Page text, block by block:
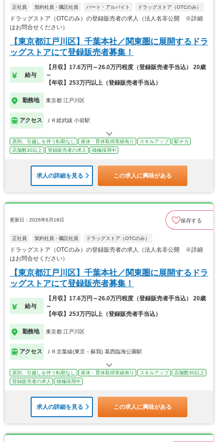
正社員 契約社員・嘱託社員 パート・アルバイト ドラッグストア（OTCのみ）
ドラッグストア（OTCのみ）の登録販売者の求人（法人名非公開 ※詳細
はお問合せください）
【東京都江戸川区】千葉本社／関東圏に展開するドラ
ッグストアにて登録販売者募集！
給与
【月収】17.6万円～26.0万円程度（登録販売者手当込） 20歳
～
【年収】253万円以上（登録販売者手当込）
勤務地 東京都 江戸川区
アクセス ＪＲ総武線 小岩駅
原則、引越しを伴う転勤なし 産休・育休取得実績有り スキルアップ
駅チカ
店舗数30以上
登録販売者の求人 積極採用中
求人の詳細を見る この求人に興味がある
更新日：2026年6月18日 保存する
正社員 契約社員・嘱託社員 ドラッグストア（OTCのみ）
ドラッグストア（OTCのみ）の登録販売者の求人（法人名非公開 ※詳細
はお問合せください）
【東京都江戸川区】千葉本社／関東圏に展開するドラ
ッグストアにて登録販売者募集！
給与
【月収】17.6万円～26.0万円程度（登録販売者手当込） 20歳
～
【年収】253万円以上（登録販売者手当込）
勤務地 東京都 江戸川区
アクセス ＪＲ京葉線(東京－蘇我) 葛西臨海公園駅
原則、引越しを伴う転勤なし 産休・育休取得実績有り スキルアップ
店舗数30以上
登録販売者の求人
積極採用中
求人の詳細を見る この求人に興味がある